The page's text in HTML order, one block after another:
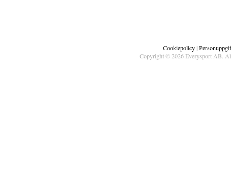
Cookiepolicy |
Copyright © 2026 Everysport AB.